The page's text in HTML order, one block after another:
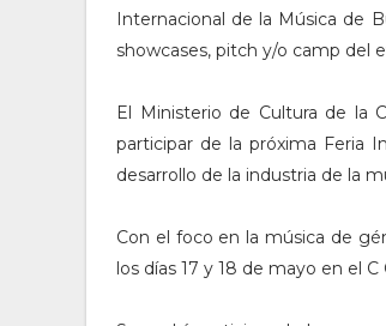
Internacional de la Música de
showcases, pitch y/o camp del
El Ministerio de Cultura de la
participar de la próxima Feria
desarrollo de la industria de la
Con el foco en la música de
los días 17 y 18 de mayo en el